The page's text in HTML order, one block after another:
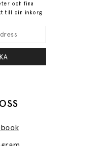
och fina
till din inkorg